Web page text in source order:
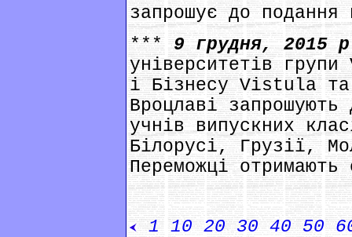
запрошує до
***9 грудня, 2015
університетів
і Бізнесу Vistula та
Вроцлаві
учнів випускних
Білорусі, Грузії,
Переможці
1 10 20 30 40 50